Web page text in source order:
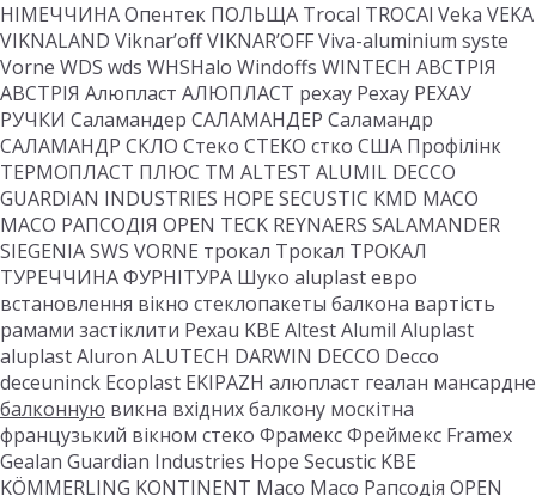
НІМЕЧЧИНА Опентек ПОЛЬЩА Trocal TROCAl Veka VEKA
VIKNALAND Viknar’off VIKNAR’OFF Viva-aluminium syste
Vorne WDS wds WHSHalo Windoffs WINTECH АВСТРІЯ
АВСТРІЯ Алюпласт АЛЮПЛАСТ рехау Рехау РЕХАУ
РУЧКИ Саламандер САЛАМАНДЕР Саламандр
САЛАМАНДР СКЛО Стеко СТЕКО стко США Профілінк
ТЕРМОПЛАСТ ПЛЮС ТМ ALTEST ALUMIL DECCO
GUARDIAN INDUSTRIES HOPE SECUSTIC KMD MACO
MACO РАПСОДІЯ OPEN TECK REYNAERS SALAMANDER
SIEGENIA SWS VORNE трокал Трокал ТРОКАЛ
ТУРЕЧЧИНА ФУРНІТУРА Шуко aluplast евро
встановлення вікно стеклопакеты балкона вартість
рамами застіклити Рехаu KBE Altest Alumil Aluplast
aluplast Aluron ALUTECH DARWIN DECCO Decco
deceuninck Ecoplast EKIPAZH алюпласт геалан мансардне
балконную викна вхідних балкону москітна
французький вікном стеко Фрамекс Фреймекс Framex
Gealan Guardian Industries Hope Secustic KBE
KÖMMERLING KONTINENT Maco Maco Рапсодія OPEN